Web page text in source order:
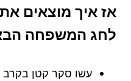
אז איך מוצאים
לחג המשפחה
עשו סקר קטן בקרב